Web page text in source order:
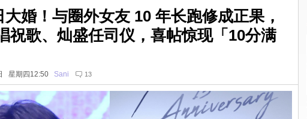
婚！与圈外女友 10 年长跑修成正果，
祝歌、灿盛任司仪，喜帖惊现「10分满
星期四12:50 Sani 13